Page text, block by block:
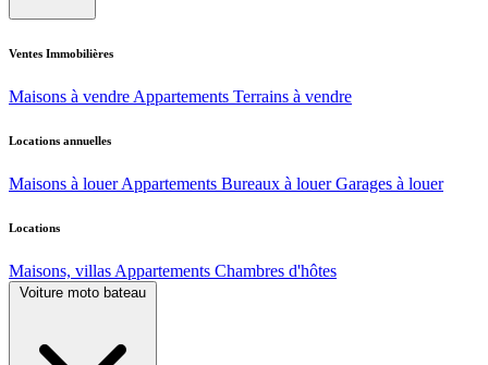
Ventes Immobilières
Maisons à vendre Appartements Terrains à vendre
Locations annuelles
Maisons à louer Appartements Bureaux à louer Garages à louer
Locations
Maisons, villas Appartements Chambres d'hôtes
Voiture moto bateau